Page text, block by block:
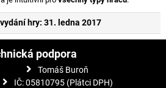
hry: 31. ledna 2017
podpora
Tomáš Buroň
IČ: 05810795 (Plátci DPH)